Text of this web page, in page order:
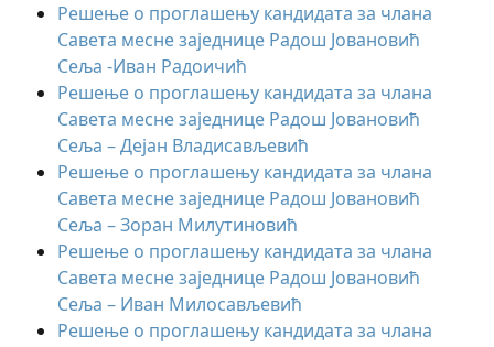
Решење о проглашењу кандидата за члана
Савета месне заједнице Радош Јовановић
Сеља -Иван Радоичић
Решење о проглашењу кандидата за члана
Савета месне заједнице Радош Јовановић
Сеља – Дејан Владисављевић
Решење о проглашењу кандидата за члана
Савета месне заједнице Радош Јовановић
Сеља – Зоран Милутиновић
Решење о проглашењу кандидата за члана
Савета месне заједнице Радош Јовановић
Сеља – Иван Милосављевић
Решење о проглашењу кандидата за члана